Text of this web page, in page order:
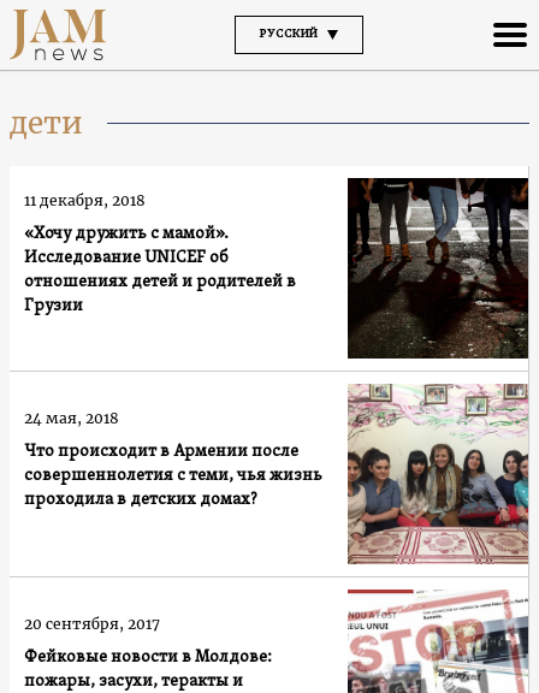
РУССКИЙ
дети
«Хочу дружить с мамой».
Исследование UNICEF об
отношениях детей и родителей в
Грузии
11 декабря, 2018
Что происходит в Армении после
совершеннолетия с теми, чья жизнь
проходила в детских домах?
24 мая, 2018
Фейковые новости в Молдове:
пожары, засухи, теракты и
20 сентября, 2017